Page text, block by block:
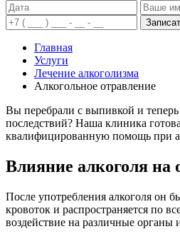
Главная
Услуги
Лечение алкоголизма
Алкогольное отравление
Вы перебрали с выпивкой и теперь
последствий? Наша клиника
квалифицированную помощь при
Влияние алкоголя на
После употребления алкоголя он
кровоток и распространяется по
воздействие на различные органы